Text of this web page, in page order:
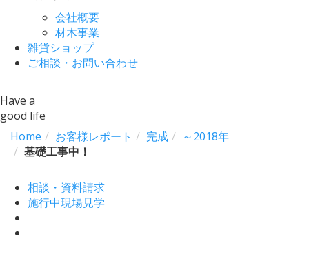
会社概要
材木事業
雑貨ショップ
ご相談・お問い合わせ
Have a
good life
Home
お客様レポート 完成
～2018年
基礎工事中！
相談・資料請求
施行中現場見学